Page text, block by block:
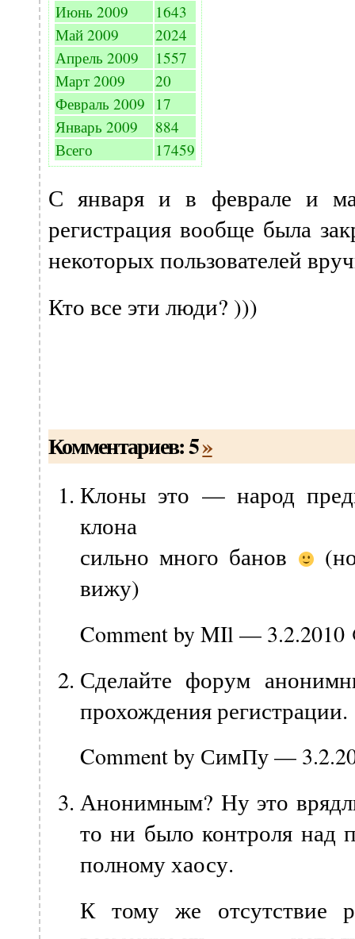
Июнь 2009
1643
Май 2009
2024
Апрель 2009
1557
Март 2009
20
Февраль 2009
17
Январь 2009
884
Всего
17459
С января и в феврале и
регистрация вообще была
некоторых пользователей
Кто все эти люди? )))
Комментариев: 5»
Клоны это — народ
клона
сильно много банов
вижу)
Comment by MIl — 3.2.2010
Сделайте форум
прохождения регистрации.
Comment by СимПу —
Анонимным? Ну это
то ни было контроля над
полному хаосу.
К тому же отсутствие